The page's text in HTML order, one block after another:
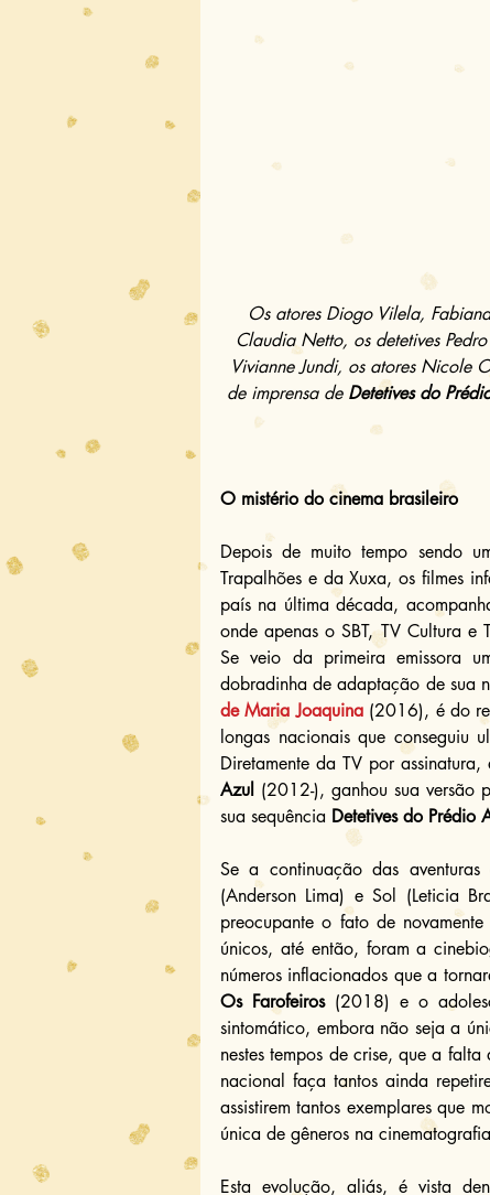
Os atores Diogo Vilela,
Claudia Netto, os detetives
Vivianne Jundi, os atores Nicole
de imprensa de Detetives do
O mistério do cinema brasileiro
Depois de muito tempo sendo
Trapalhões e da Xuxa, os filmes
país na última década,
onde apenas o SBT, TV Cultura
Se veio da primeira emissora
dobradinha de adaptação de sua
de Maria Joaquina (2016), é do
longas nacionais que
Diretamente da TV por
Azul (2012-), ganhou sua versão
sua sequência Detetives do
Se a continuação das aventuras
(Anderson Lima) e Sol (Leticia
preocupante o fato de
únicos, até então, foram a
Os Farofeiros (2018) e o
sintomático, embora não seja a
nestes tempos de crise, que a
nacional faça tantos ainda
assistirem tantos exemplares que
única de gêneros na
Esta evolução, aliás, é vista